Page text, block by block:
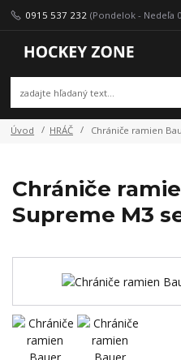
0915 537 232 (Pondelok - Nedeľa
Úvod HRÁČ Chrániče ramien
Chrániče
Supreme M3